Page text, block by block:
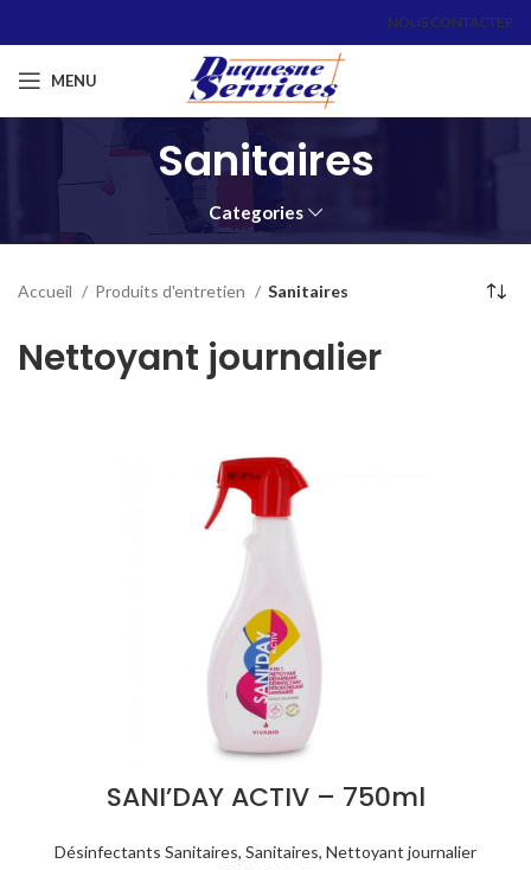
NOUS CONTACTER
MENU
Sanitaires
Categories
Accueil Produits d'entretien Sanitaires
Nettoyant journalier
SANI’DAY ACTIV – 750ml
Désinfectants Sanitaires, Sanitaires, Nettoyant journalier